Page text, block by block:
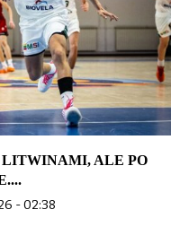
LITWINAMI, ALE PO
- 02:38